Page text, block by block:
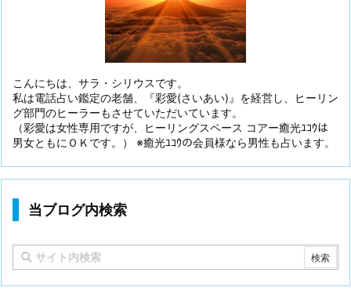
こんにちは、サラ・シリウスです。
私は電話占い鑑定の老舗、『彩愛(さいあい)』を経営し、ヒーリン
グ部門のヒーラーもさせていただいています。
（彩愛は女性専用ですが、ヒーリングスペース コアー癒光ﾕｺｳは
男女ともにＯＫです。） ※癒光ﾕｺｳの会員様なら男性も占います。
当ブログ内検索